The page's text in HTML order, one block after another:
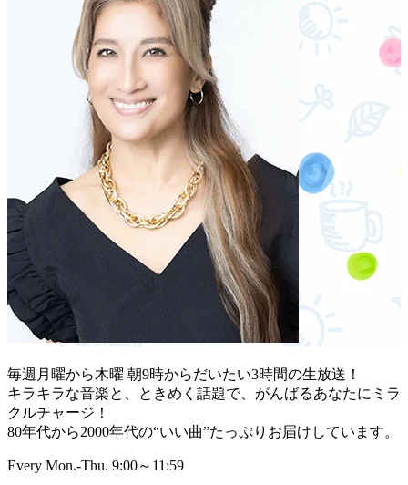
毎週月曜から木曜 朝9時からだいたい3時間の生放送！
キラキラな音楽と、ときめく話題で、がんばるあなたにミラ
クルチャージ！
80年代から2000年代の“いい曲”たっぷりお届けしています。
Every Mon.-Thu. 9:00～11:59